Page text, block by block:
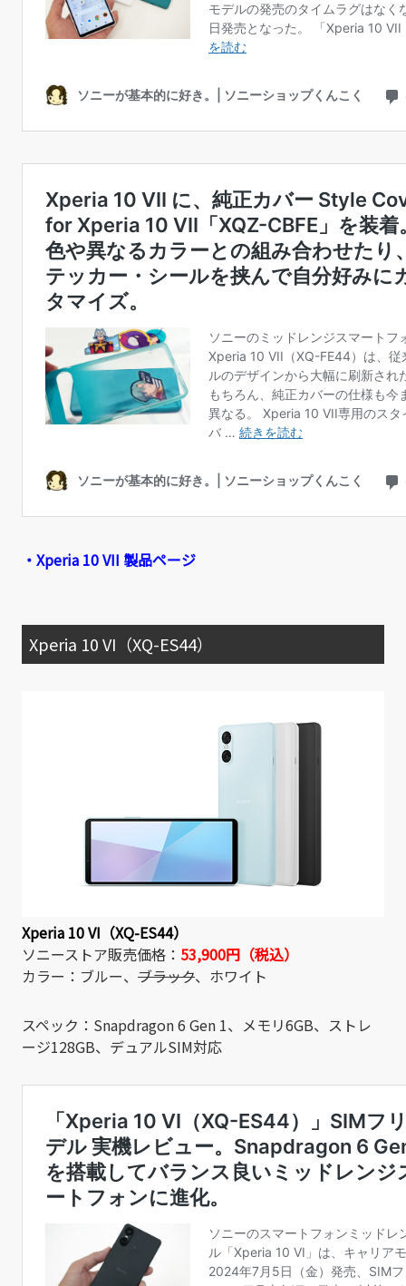
・Xperia 10 VII 製品ページ
Xperia 10 VI（XQ-ES44）
Xperia 10 VI（XQ-ES44）
ソニーストア販売価格： 53,900円（税込）
カラー：ブルー、 ブラック、ホワイト
スペック：Snapdragon 6 Gen 1、メモリ6GB、ストレ
ージ128GB、デュアルSIM対応